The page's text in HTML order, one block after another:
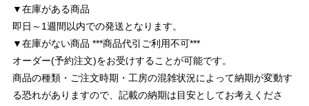
▼在庫がある商品
即日～1週間以内での発送となります。
▼在庫がない商品 ***商品代引ご利用不可***
オーダー(予約注文)をお受けすることが可能です。
商品の種類・ご注文時期・工房の混雑状況によって納期が変動す
る恐れがありますので、記載の納期は目安としてお考えくださ